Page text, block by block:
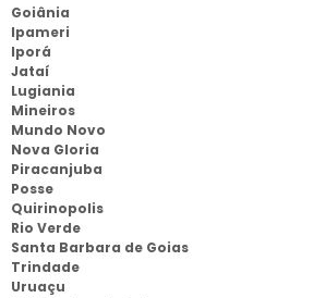
Goiânia
Ipameri
Iporá
Jataí
Lugiania
Mineiros
Mundo Novo
Nova Gloria
Piracanjuba
Posse
Quirinopolis
Rio Verde
Santa Barbara de Goias
Trindade
Uruaçu